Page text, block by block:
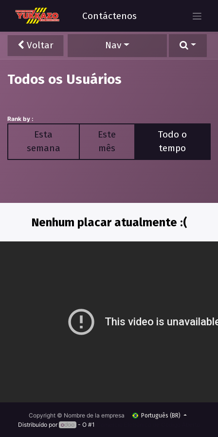
Contáctenos
Voltar Nav
Todos os Usuários
Rank by :
Esta
semana
Este
mês
Todo o
tempo
Nenhum placar atualmente :(
Copyright © Nombre de la empresa Português (BR)
Distribuído por - O #1